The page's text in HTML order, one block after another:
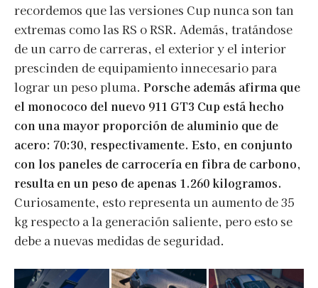
recordemos que las versiones Cup nunca son tan
extremas como las RS o RSR. Además, tratándose
de un carro de carreras, el exterior y el interior
prescinden de equipamiento innecesario para
lograr un peso pluma. Porsche además afirma que
el monococo del nuevo 911 GT3 Cup está hecho
con una mayor proporción de aluminio que de
acero: 70:30, respectivamente. Esto, en conjunto
con los paneles de carrocería en fibra de carbono,
resulta en un peso de apenas 1.260 kilogramos.
Curiosamente, esto representa un aumento de 35
kg respecto a la generación saliente, pero esto se
debe a nuevas medidas de seguridad.